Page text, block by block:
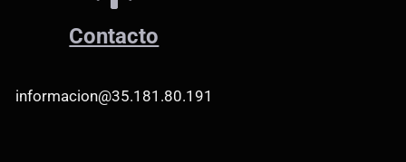
Contacto
informacion@35.181.80.191